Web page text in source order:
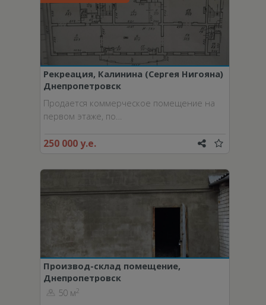
Рекреация, Калинина (Сергея Нигояна)
просп.
Днепропетровск
Продается коммерческое помещение на
первом этаже, по…
250 000 у.е.
Производ-склад помещение,
Трофимовых Братьев ул.
Днепропетровск
50 м2